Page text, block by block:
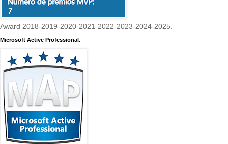
Award 2018-2019-2020-2021-2022-2023-2024-2025.
Microsoft Active Professional.